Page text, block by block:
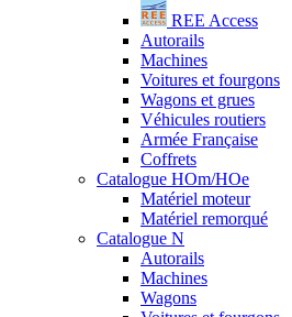
REE Access
Autorails
Machines
Voitures et fourgons
Wagons et grues
Véhicules routiers
Armée Française
Coffrets
Catalogue HOm/HOe
Matériel moteur
Matériel remorqué
Catalogue N
Autorails
Machines
Wagons